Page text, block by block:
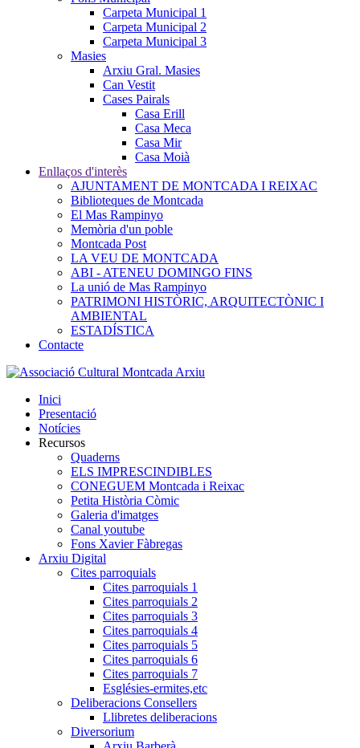
Carpeta Municipal 1
Carpeta Municipal 2
Carpeta Municipal 3
Masies
Arxiu Gral. Masies
Can Vestit
Cases Pairals
Casa Erill
Casa Meca
Casa Mir
Casa Moià
Enllaços d'interès
AJUNTAMENT DE MONTCADA I REIXAC
Biblioteques de Montcada
El Mas Rampinyo
Memòria d'un poble
Montcada Post
LA VEU DE MONTCADA
ABI - ATENEU DOMINGO FINS
La unió de Mas Rampinyo
PATRIMONI HISTÒRIC, ARQUITECTÒNIC I
AMBIENTAL
ESTADÍSTICA
Contacte
Inici
Presentació
Notícies
Recursos
Quaderns
ELS IMPRESCINDIBLES
CONEGUEM Montcada i Reixac
Petita Història Còmic
Galeria d'imatges
Canal youtube
Fons Xavier Fàbregas
Arxiu Digital
Cites parroquials
Cites parroquials 1
Cites parroquials 2
Cites parroquials 3
Cites parroquials 4
Cites parroquials 5
Cites parroquials 6
Cites parroquials 7
Esglésies-ermites,etc
Deliberacions Consellers
Llibretes deliberacions
Diversorium